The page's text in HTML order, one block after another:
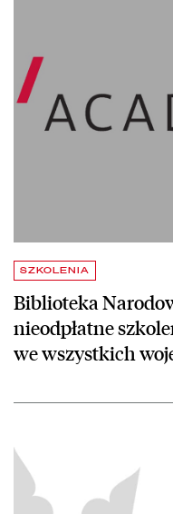
SZKOLENIA
Biblioteka
nieodpłatne
we wszystkich
czytaj więcej o Szkolenia